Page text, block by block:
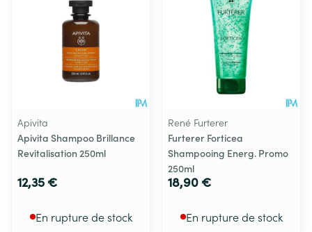
Apivita
Apivita Shampoo Brillance
Revitalisation 250ml
12,35 €
En rupture de stock
René Furterer
Furterer Forticea
Shampooing Energ. Promo
250ml
18,90 €
En rupture de stock